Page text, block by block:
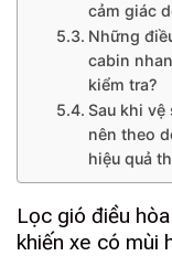
cảm giác
Những
cabin
kiểm tra?
Sau khi
nên theo
hiệu quả
Lọc gió điều
khiến xe có mùi